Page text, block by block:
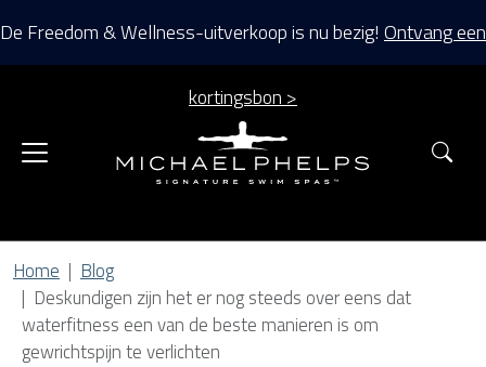
De Freedom & Wellness-uitverkoop is nu bezig! Ontvang een
kortingsbon >
Home
Blog
Deskundigen zijn het er nog steeds over eens dat
waterfitness een van de beste manieren is om
gewrichtspijn te verlichten